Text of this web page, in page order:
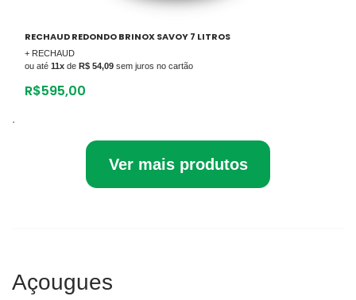
RECHAUD REDONDO BRINOX SAVOY 7 LITROS
+ RECHAUD
ou até 11x de R$ 54,09 sem juros no cartão
R$595,00
.
Ver mais produtos
Açougues